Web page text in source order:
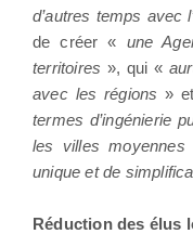
d’autres temps avec
de créer « une
territoires », qui «
avec les régions »
termes d’ingénierie
les villes moyennes
unique et de
Réduction des élus